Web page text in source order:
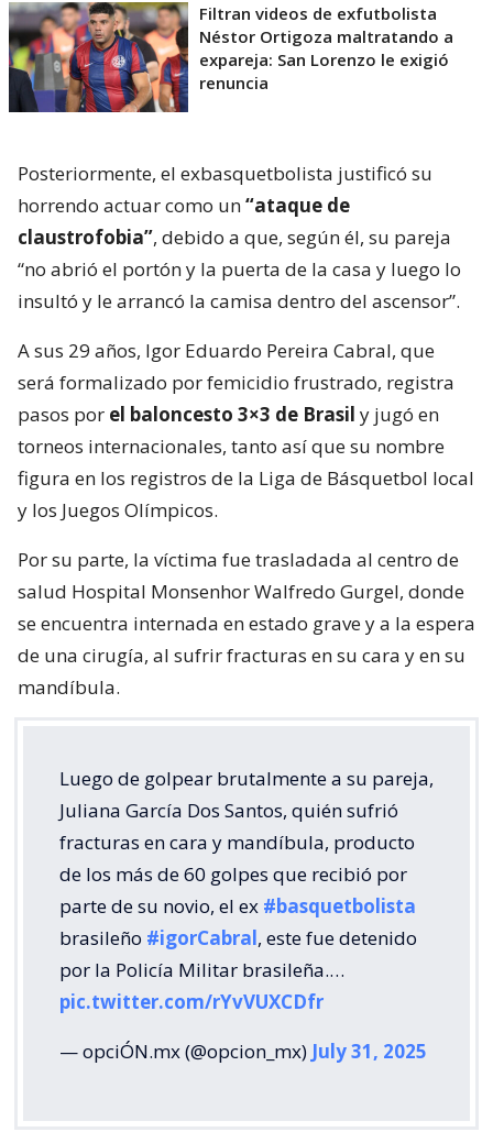
Filtran videos de exfutbolista
Néstor Ortigoza maltratando a
expareja: San Lorenzo le exigió
renuncia
Posteriormente, el exbasquetbolista justificó su
horrendo actuar como un“ataque de
claustrofobia”, debido a que, según él, su pareja
“no abrió el portón y la puerta de la casa y luego lo
insultó y le arrancó la camisa dentro del ascensor”.
A sus 29 años, Igor Eduardo Pereira Cabral, que
será formalizado por femicidio frustrado, registra
pasos por el baloncesto 3×3 de Brasil y jugó en
torneos internacionales, tanto así que su nombre
figura en los registros de la Liga de Básquetbol local
y los Juegos Olímpicos.
Por su parte, la víctima fue trasladada al centro de
salud Hospital Monsenhor Walfredo Gurgel, donde
se encuentra internada en estado grave y a la espera
de una cirugía, al sufrir fracturas en su cara y en su
mandíbula.
Luego de golpear brutalmente a su pareja,
Juliana García Dos Santos, quién sufrió
fracturas en cara y mandíbula, producto
de los más de 60 golpes que recibió por
parte de su novio, el ex #basquetbolista
brasileño #igorCabral, este fue detenido
por la Policía Militar brasileña.…
pic.twitter.com/rYvVUXCDfr
— opciÓN.mx (@opcion_mx) July 31, 2025